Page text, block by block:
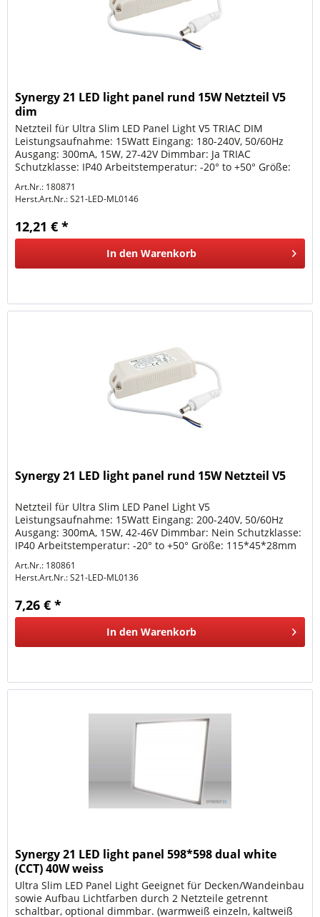
Synergy 21 LED light panel rund 15W Netzteil V5
dim
Netzteil für Ultra Slim LED Panel Light V5 TRIAC DIM
Leistungsaufnahme: 15Watt Eingang: 180-240V, 50/60Hz
Ausgang: 300mA, 15W, 27-42V Dimmbar: Ja TRIAC
Schutzklasse: IP40 Arbeitstemperatur: -20° to +50° Größe:
Art.Nr.: 180871
Herst.Art.Nr.:S21-LED-ML0146
12,21 € *
In den Warenkorb
Synergy 21 LED light panel rund 15W Netzteil V5
Netzteil für Ultra Slim LED Panel Light V5
Leistungsaufnahme: 15Watt Eingang: 200-240V, 50/60Hz
Ausgang: 300mA, 15W, 42-46V Dimmbar: Nein Schutzklasse:
IP40 Arbeitstemperatur: -20° to +50° Größe: 115*45*28mm
Art.Nr.: 180861
Herst.Art.Nr.:S21-LED-ML0136
7,26 € *
In den Warenkorb
Synergy 21 LED light panel 598*598 dual white
(CCT) 40W weiss
Ultra Slim LED Panel Light Geeignet für Decken/Wandeinbau
sowie Aufbau Lichtfarben durch 2 Netzteile getrennt
schaltbar, optional dimmbar. (warmweiß einzeln, kaltweiß